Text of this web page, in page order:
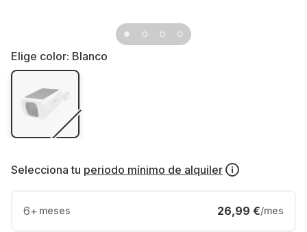
Elige color: Blanco
Selecciona tu periodo mínimo de alquiler
6+ meses 26,99 €/mes